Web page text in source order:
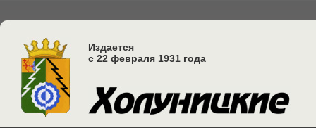
Издается
с 22 февраля 1931 года